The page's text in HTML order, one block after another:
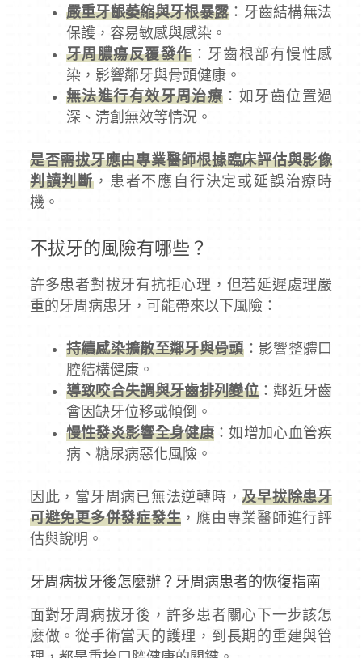
嚴重牙齦萎縮與牙根暴露：牙齒結構無法
保護，容易敏感與感染。
牙周膿瘍反覆發作：牙齒根部有慢性感
染，影響鄰牙與骨頭健康。
無法進行有效牙周治療 ：如牙齒位置過
深、清創無效等情況。
是否需拔牙應由專業醫師根據臨床評估與影像
判讀判斷 ，患者不應自行決定或延誤治療時
機。
不拔牙的風險有哪些？
許多患者對拔牙有抗拒心理，但若延遲處理嚴
重的牙周病患牙，可能帶來以下風險：
持續感染擴散至鄰牙與骨頭：影響整體口
腔結構健康。
導致咬合失調與牙齒排列變位：鄰近牙齒
會因缺牙位移或傾倒。
慢性發炎影響全身健康：如增加心血管疾
病、糖尿病惡化風險。
因此，當牙周病已無法逆轉時，及早拔除患牙
可避免更多併發症發生 ，應由專業醫師進行評
估與說明。
牙周病拔牙後怎麼辦？牙周病患者的恢復指南
面對牙周病拔牙後，許多患者關心下一步該怎
麼做。從手術當天的護理，到長期的重建與管